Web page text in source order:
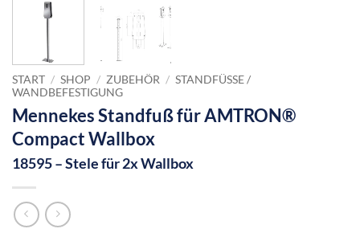
START / SHOP / ZUBEHÖR / STANDFÜSSE / W
ANDBEFESTIGUNG
Mennekes Standfuß für AMTRON®
Compact Wallbox
18595 – Stele für 2x Wallbox